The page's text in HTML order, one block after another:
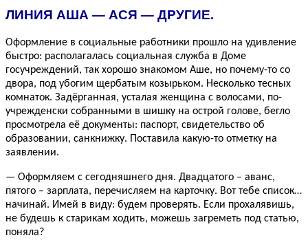
ЛИНИЯ АША — АСЯ — ДРУГИЕ.
Оформление в социальные работники прошло на удивление
быстро: располагалась социальная служба в Доме
госучреждений, так хорошо знакомом Аше, но почему-то со
двора, под убогим щербатым козырьком. Несколько тесных
комнаток. Задёрганная, усталая женщина с волосами, по-
учрежденски собранными в шишку на острой голове, бегло
просмотрела её документы: паспорт, свидетельство об
образовании, санкнижку. Поставила какую-то отметку на
заявлении.
— Оформляем с сегодняшнего дня. Двадцатого – аванс,
пятого – зарплата, перечисляем на карточку. Вот тебе список…
начинай. Имей в виду: будем проверять. Если прохалявишь,
не будешь к старикам ходить, можешь загреметь под статью,
поняла?